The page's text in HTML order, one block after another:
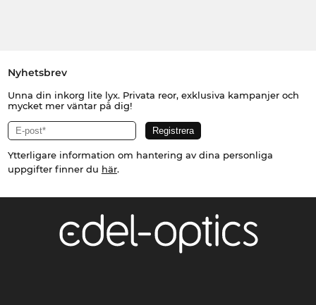
Nyhetsbrev
Unna din inkorg lite lyx. Privata reor, exklusiva kampanjer och
mycket mer väntar på dig!
Ytterligare information om hantering av dina personliga
uppgifter finner du här.